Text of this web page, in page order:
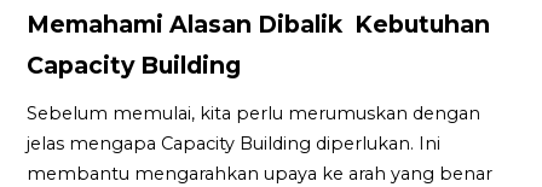
Memahami Alasan Dibalik Kebutuhan
Capacity Building
Sebelum memulai, kita perlu merumuskan dengan
jelas mengapa Capacity Building diperlukan. Ini
membantu mengarahkan upaya ke arah yang benar